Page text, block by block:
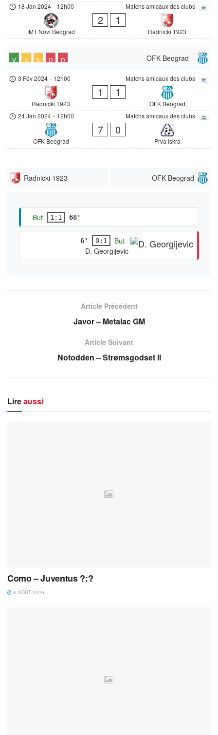
Matchs amicaux des clubs
18 Jan 2024 - 12h00
IMT Novi Beograd
2 1
Radnicki 1923
OFK Beograd
V N N D D
Matchs amicaux des clubs
3 Fév 2024 - 12h00
Radnicki 1923
1 1
OFK Beograd
Matchs amicaux des clubs
24 Jan 2024 - 12h00
OFK Beograd
7 0
Prva Iskra
Radnicki 1923 OFK Beograd
But 1:1 68'
6' 0:1
But
D. Georgijevic
Article Précédent
Javor – Metalac GM
Article Suivant
Notodden – Strømsgodset II
Lireaussi
Como – Juventus ?:?
8 AOÛT 2026